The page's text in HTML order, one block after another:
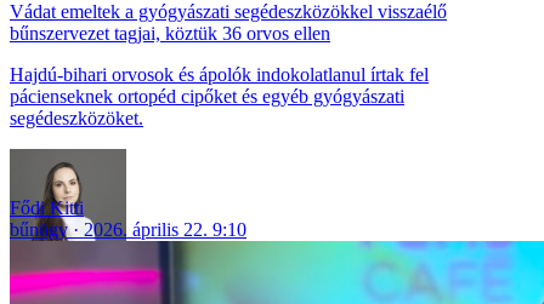
Vádat emeltek a gyógyászati segédeszközökkel visszaélő
bűnszervezet tagjai, köztük 36 orvos ellen
Hajdú-bihari orvosok és ápolók indokolatlanul írtak fel
pácienseknek ortopéd cipőket és egyéb gyógyászati
segédeszközöket.
Fődi Kitti
bűnügy
2026. április 22. 9:10